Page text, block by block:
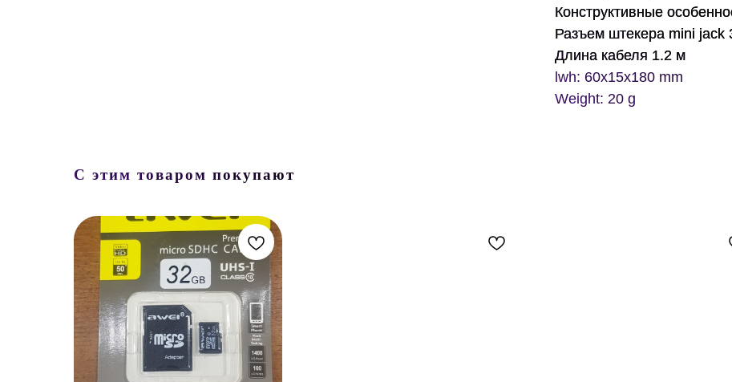
Конструктивные
Разъем штекера mini jack
Длина кабеля 1.2 м
lwh: 60x15x180 mm
Weight: 20 g
С этим товаром покупают